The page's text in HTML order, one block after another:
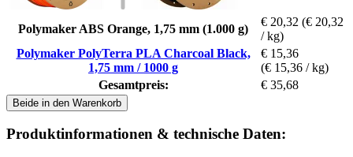
Polymaker ABS Orange, 1,75 mm (1.000 g)
€ 20,32 (€ 20,32
/ kg)
Polymaker PolyTerra PLA Charcoal Black,
1,75 mm / 1000 g
€ 15,36
(€ 15,36 / kg)
Gesamtpreis:
€ 35,68
Beide in den Warenkorb
Produktinformationen & technische Daten: